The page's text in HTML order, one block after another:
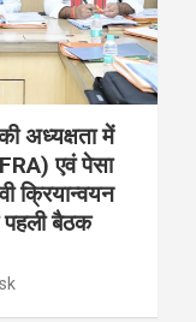
अध्यक्षता में
एवं पेसा
क्रियान्वयन
पहली बैठक